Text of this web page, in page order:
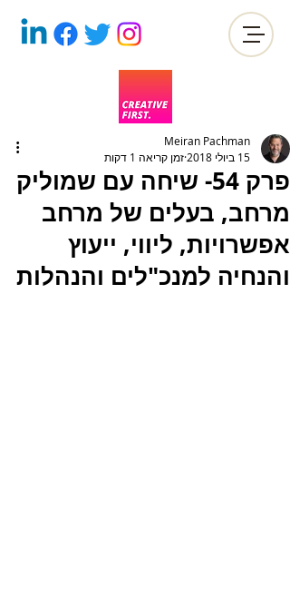
פרק 54- שיחה עם שמוליק
מרחב, בעלים של מרחב
אפשרויות, ליווי, ייעוץ
והנחיה למנכ"לים והנהלות
Meiran Pachman
15 ביולי 2018
זמן קריאה 1 דקות